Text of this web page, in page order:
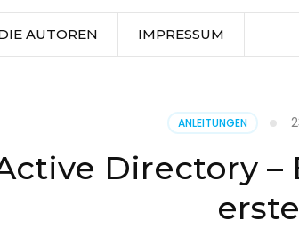
AUTOREN IMPRESSUM
ANLEITUNGEN
Directory –